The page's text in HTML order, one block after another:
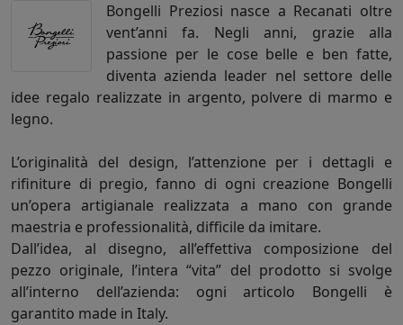
Bongelli Preziosi nasce a Recanati oltre
vent’anni fa. Negli anni, grazie alla
passione per le cose belle e ben fatte,
diventa azienda leader nel settore delle
idee regalo realizzate in argento, polvere di marmo e
legno.
L’originalità del design, l’attenzione per i dettagli e
rifiniture di pregio, fanno di ogni creazione Bongelli
un’opera artigianale realizzata a mano con grande
maestria e professionalità, difficile da imitare.
Dall’idea, al disegno, all’effettiva composizione del
pezzo originale, l’intera “vita” del prodotto si svolge
all’interno dell’azienda: ogni articolo Bongelli è
garantito made in Italy.